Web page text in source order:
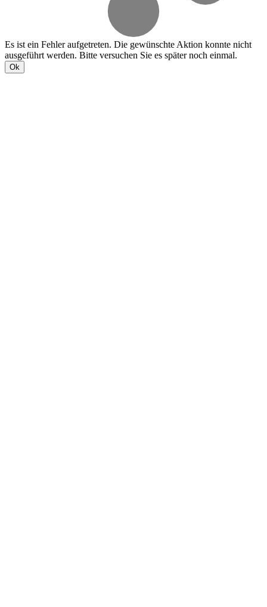
Es ist ein Fehler aufgetreten. Die gewünschte Aktion konnte nicht
ausgeführt werden. Bitte versuchen Sie es später noch einmal.
Ok